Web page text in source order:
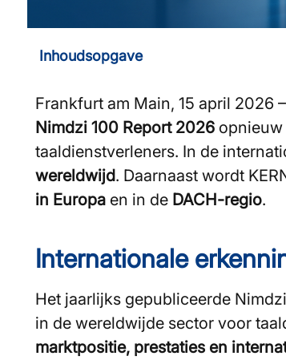
Inhoudsopgave
Frankfurt am Main, 15 april 2026
Nimdzi 100 Report 2026opnieuw
taaldienstverleners. In de
wereldwijd. Daarnaast wordt
in Europaen in de DACH-regio.
Internationale
Het jaarlijks gepubliceerde
in de wereldwijde sector voor
marktpositie, prestaties en